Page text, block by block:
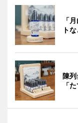
「
ト
陳
「